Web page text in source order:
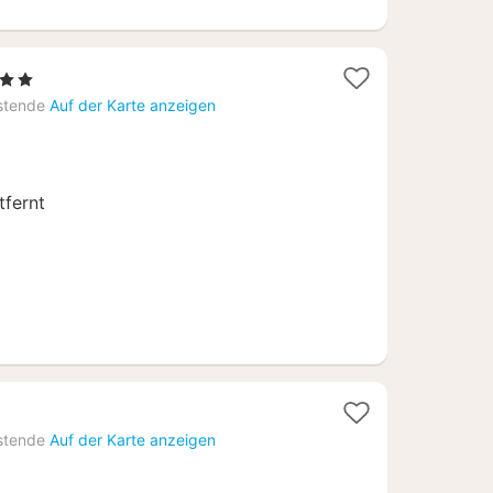
Auf der Karte anzeigen
Auf der Karte anzeigen